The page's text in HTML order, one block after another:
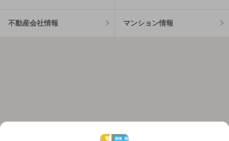
不動産会社情報 マンション情報